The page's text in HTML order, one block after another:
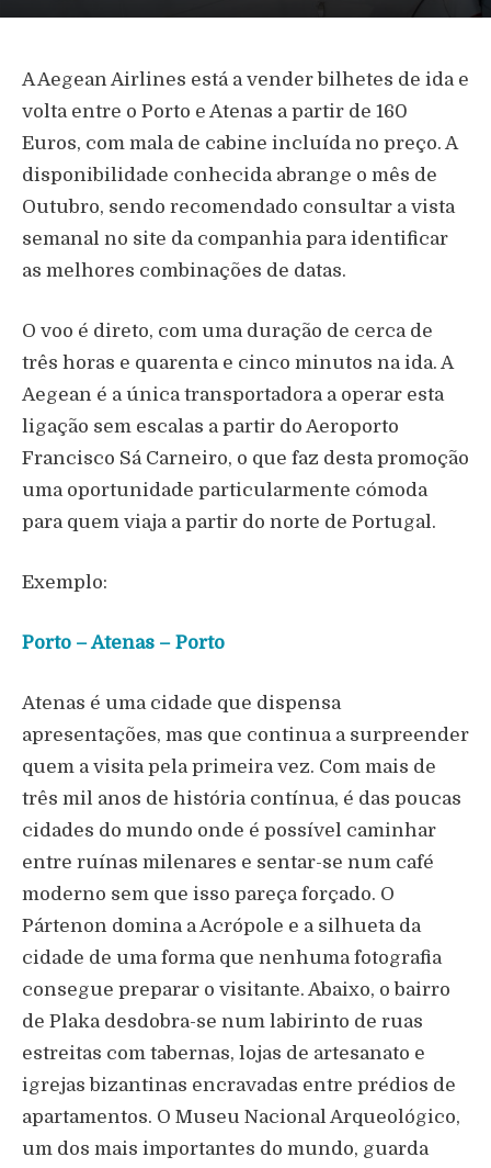
A Aegean Airlines está a vender bilhetes de ida e
volta entre o Porto e Atenas a partir de 160
Euros, com mala de cabine incluída no preço. A
disponibilidade conhecida abrange o mês de
Outubro, sendo recomendado consultar a vista
semanal no site da companhia para identificar
as melhores combinações de datas.
O voo é direto, com uma duração de cerca de
três horas e quarenta e cinco minutos na ida. A
Aegean é a única transportadora a operar esta
ligação sem escalas a partir do Aeroporto
Francisco Sá Carneiro, o que faz desta promoção
uma oportunidade particularmente cómoda
para quem viaja a partir do norte de Portugal.
Exemplo:
Porto – Atenas – Porto
Atenas é uma cidade que dispensa
apresentações, mas que continua a surpreender
quem a visita pela primeira vez. Com mais de
três mil anos de história contínua, é das poucas
cidades do mundo onde é possível caminhar
entre ruínas milenares e sentar-se num café
moderno sem que isso pareça forçado. O
Pártenon domina a Acrópole e a silhueta da
cidade de uma forma que nenhuma fotografia
consegue preparar o visitante. Abaixo, o bairro
de Plaka desdobra-se num labirinto de ruas
estreitas com tabernas, lojas de artesanato e
igrejas bizantinas encravadas entre prédios de
apartamentos. O Museu Nacional Arqueológico,
um dos mais importantes do mundo, guarda